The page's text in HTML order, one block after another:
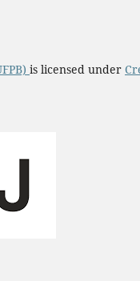
is licensed under